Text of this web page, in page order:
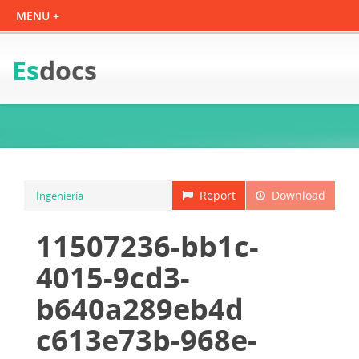
Esdocs
Download
Report
Ingeniería
11507236-bb1c-
4015-9cd3-
b640a289eb4d
c613e73b-968e-